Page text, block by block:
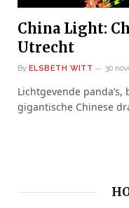
China Light:
Utrecht
By ELSBETH WITT 30
Lichtgevende
gigantische Chinese